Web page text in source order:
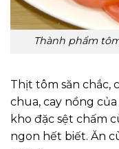
Thành phẩm
Thịt tôm săn chắc,
chua, cay nồng
kho đặc sệt chấm
ngon hết biết. Ăn